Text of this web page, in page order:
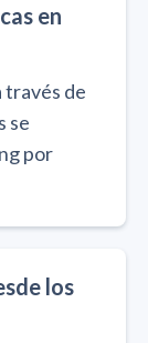
en
través de
se
por
los